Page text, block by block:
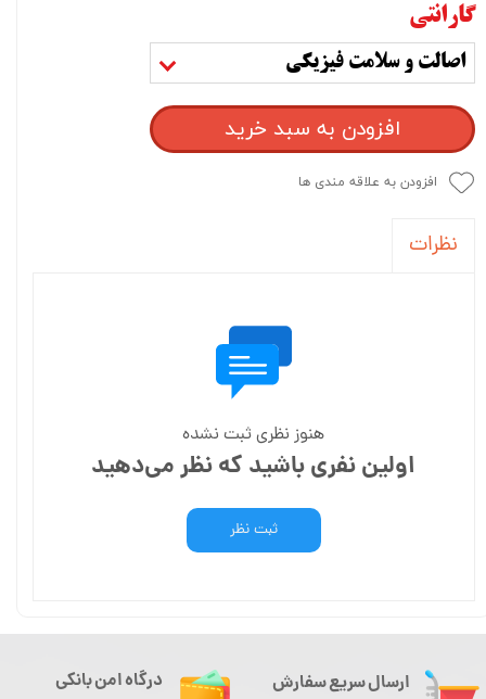
گارانتی
اصالت و سلامت فیزیکی
افزودن به سبد خرید
افزودن به علاقه مندی ها
نظرات
هنوز نظری ثبت نشده
اولین نفری باشید که نظر می‌دهید
ثبت نظر
ارسال سریع سفارش درگاه امن بانکی